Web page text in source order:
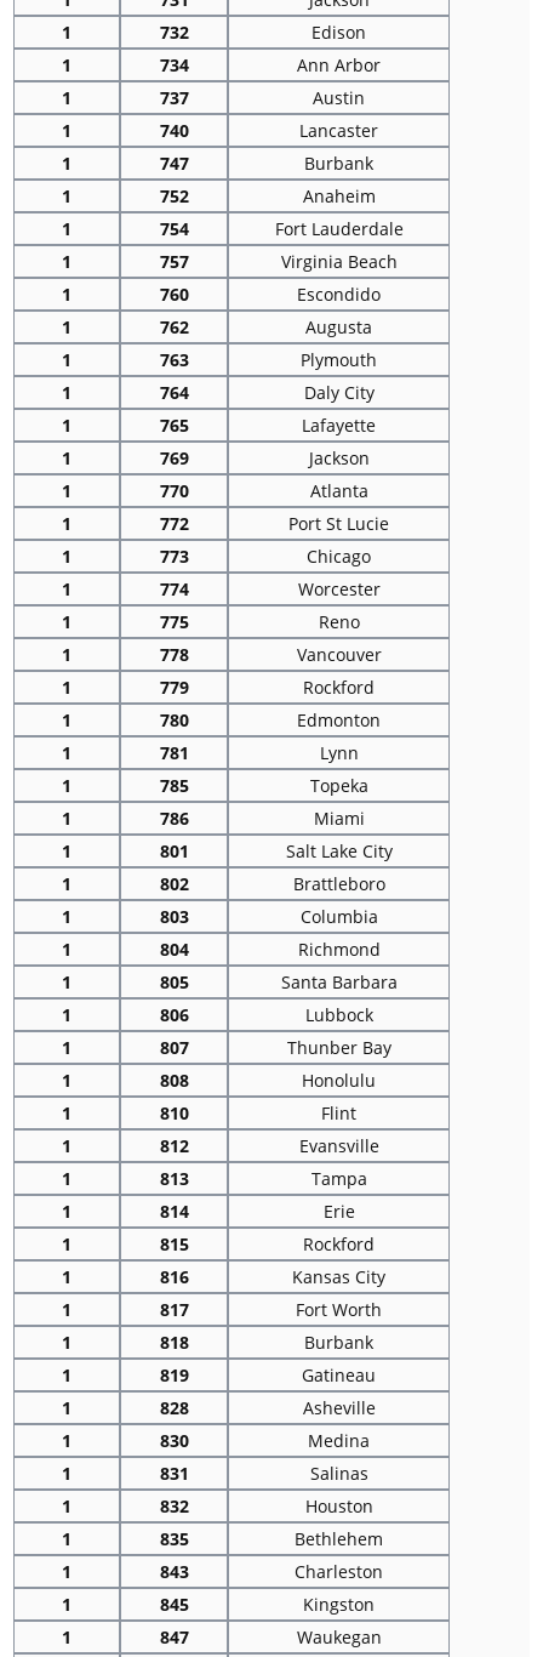
1
732
Edison
1
734
Ann Arbor
1
737
Austin
1
740
Lancaster
1
747
Burbank
1
752
Anaheim
1
754
Fort Lauderdale
1
757
Virginia Beach
1
760
Escondido
1
762
Augusta
1
763
Plymouth
1
764
Daly City
1
765
Lafayette
1
769
Jackson
1
770
Atlanta
1
772
Port St Lucie
1
773
Chicago
1
774
Worcester
1
775
Reno
1
778
Vancouver
1
779
Rockford
1
780
Edmonton
1
781
Lynn
1
785
Topeka
1
786
Miami
1
801
Salt Lake City
1
802
Brattleboro
1
803
Columbia
1
804
Richmond
1
805
Santa Barbara
1
806
Lubbock
1
807
Thunber Bay
1
808
Honolulu
1
810
Flint
1
812
Evansville
1
813
Tampa
1
814
Erie
1
815
Rockford
1
816
Kansas City
1
817
Fort Worth
1
818
Burbank
1
819
Gatineau
1
828
Asheville
1
830
Medina
1
831
Salinas
1
832
Houston
1
835
Bethlehem
1
843
Charleston
1
845
Kingston
1
847
Waukegan